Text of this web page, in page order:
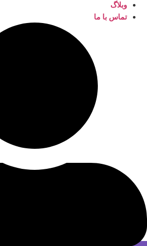
وبلاگ
تماس با ما